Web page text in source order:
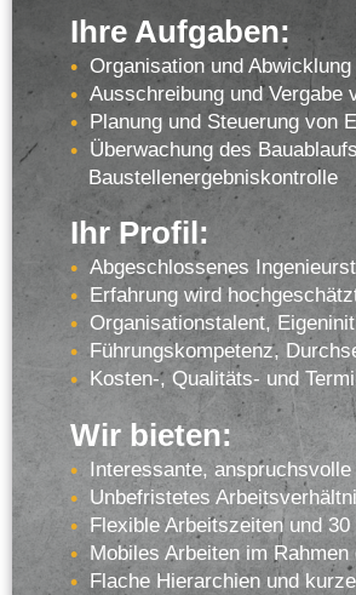
Ihre Aufgaben:
Organisation und
Ausschreibung und Vergabe
Planung und Steuerung von
Überwachung des
Baustellenergebniskontrolle
Ihr Profil:
Abgeschlossenes
Erfahrung wird
Organisationstalent,
Führungskompetenz,
Kosten-, Qualitäts- und
Wir bieten:
Interessante,
Unbefristetes
Flexible Arbeitszeiten und
Mobiles Arbeiten im
Flache Hierarchien und